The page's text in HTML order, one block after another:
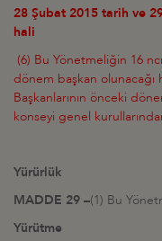
28 Şubat 2015 tarih ve
hali
(6) Bu Yönetmeliğin 16
dönem başkan
Başkanlarının önceki
konseyi genel
Yürürlük
MADDE 29 –(1) Bu
Yürütme